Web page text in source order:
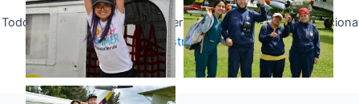
Todos los derechos © 2026 Fuerza Aérea Ecuatoriana | Funciona
gracias aTema Astra para WordPress